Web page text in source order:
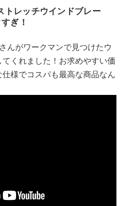
トレッチウインドブレー
ぎ！
んがワークマンで見つけたウ
くれました！お求めやすい価
様でコスパも最高な商品なん